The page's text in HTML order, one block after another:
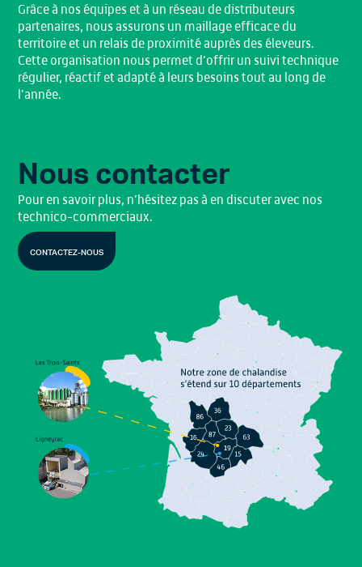
Grâce à nos équipes et à un réseau de distributeurs
partenaires, nous assurons un maillage efficace du
territoire et un relais de proximité auprès des éleveurs.
Cette organisation nous permet d’offrir un suivi technique
régulier, réactif et adapté à leurs besoins tout au long de
l’année.
Nous contacter
Pour en savoir plus, n’hésitez pas à en discuter avec nos
technico-commerciaux.
CONTACTEZ-NOUS